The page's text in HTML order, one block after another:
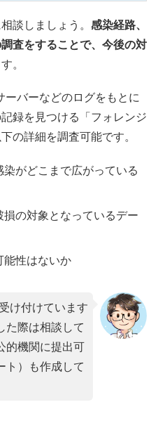
談しましょう。 感染経路、
査をすることで、今後の対
。
バーなどのログをもとに
録を見つける「フォレンジ
の詳細を調査可能です。
がどこまで広がっている
の対象となっているデー
能性はないか
け付けています
た際は相談して
的機関に提出可
ト）も作成して